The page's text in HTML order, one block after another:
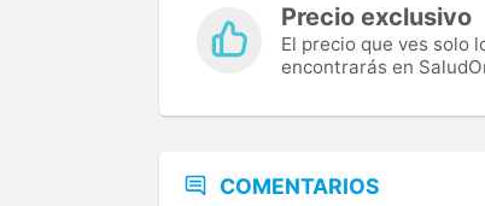
Precio exclusivo
El precio que ves solo
encontrarás en
COMENTARIOS